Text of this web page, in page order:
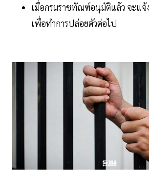
เมื่อกรมราชทัณฑ์อนุมัติแล้ว จะแจ้
เพื่อทำการปล่อยตัวต่อไป